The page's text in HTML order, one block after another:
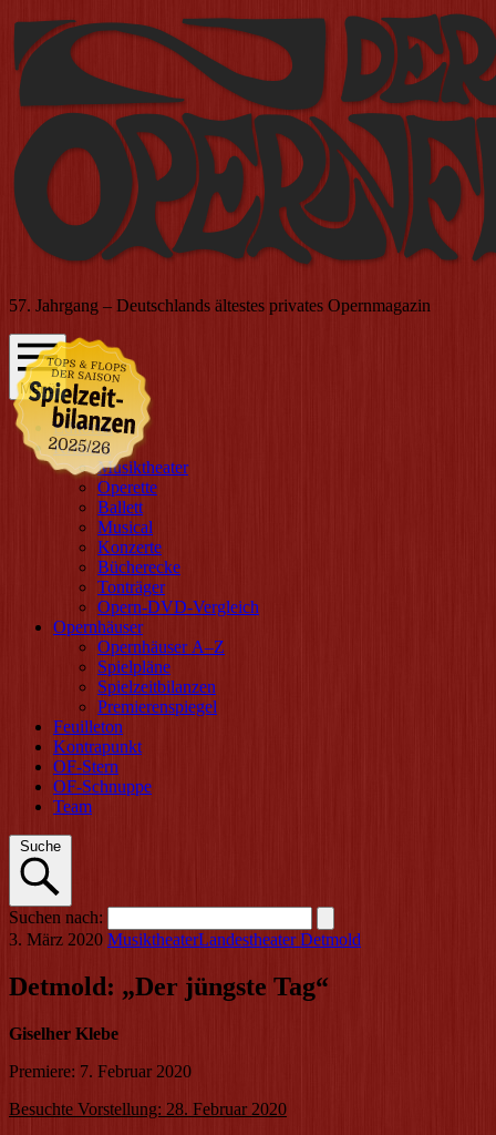
57. Jahrgang – Deutschlands ältestes privates Opernmagazin
Menü
Editorial
Kritiken
Musiktheater
Operette
Ballett
Musical
Konzerte
Bücherecke
Tonträger
Opern-DVD-Vergleich
Opernhäuser
Opernhäuser A–Z
Spielpläne
Spielzeitbilanzen
Premierenspiegel
Feuilleton
Kontrapunkt
OF-Stern
OF-Schnuppe
Team
Suche
Suchen nach:
3. März 2020 MusiktheaterLandestheater Detmold
Detmold: „Der jüngste Tag“
Giselher Klebe
Premiere: 7. Februar 2020
Besuchte Vorstellung: 28. Februar 2020